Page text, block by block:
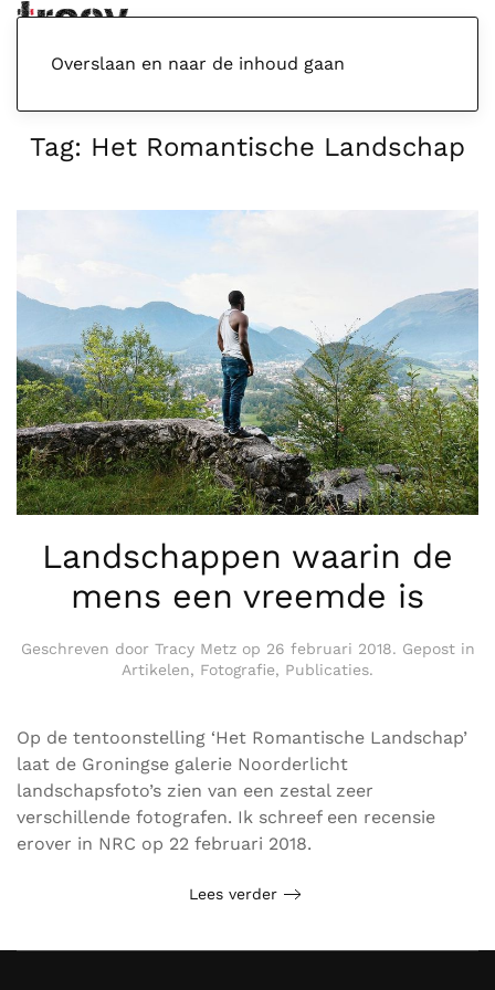
Overslaan en naar de inhoud gaan
Tag: Het Romantische Landschap
Landschappen waarin de
mens een vreemde is
Geschreven door Tracy Metzop 26 februari 2018. Gepost in
Artikelen, Fotografie, Publicaties.
Op de tentoonstelling ‘Het Romantische Landschap’
laat de Groningse galerie Noorderlicht
landschapsfoto’s zien van een zestal zeer
verschillende fotografen. Ik schreef een recensie
erover in NRC op 22 februari 2018.
Lees verder